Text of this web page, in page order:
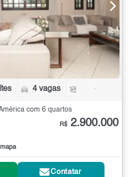
4 vagas -
com 6 quartos
R$ 2.900.000
Contatar